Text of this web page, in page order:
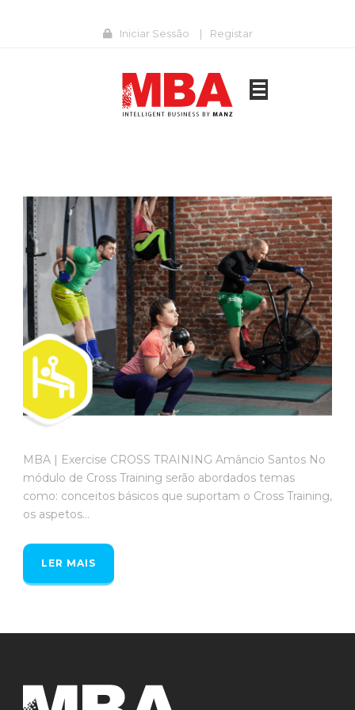
Iniciar Sessão | Registar
MBA | Exercise CROSS TRAINING Amâncio Santos No
módulo de Cross Training serão abordados temas
como: conceitos básicos que suportam o Cross Training,
os aspetos...
LER MAIS